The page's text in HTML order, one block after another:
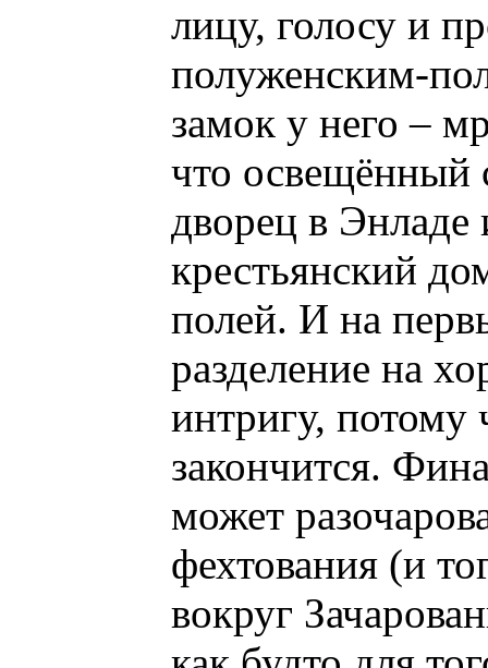
лицу, голосу и
полуженским-
замок у него –
что освещённый
дворец в
крестьянский
полей. И на
разделение на
интригу, потому
закончится.
может
фехтования (и
вокруг